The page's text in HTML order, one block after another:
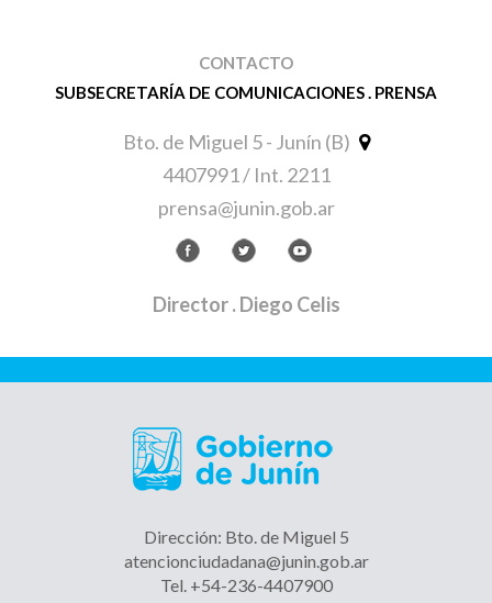
CONTACTO
SUBSECRETARÍA DE COMUNICACIONES . PRENSA
Bto. de Miguel 5 - Junín (B)
4407991 / Int. 2211
prensa@junin.gob.ar
Director. Diego Celis
Dirección: Bto. de Miguel 5
atencionciudadana@junin.gob.ar
Tel. +54-236-4407900